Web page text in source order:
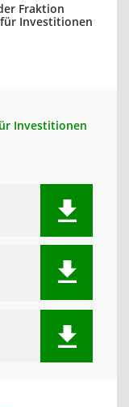
Fraktion
für Investitionen
Investitionen